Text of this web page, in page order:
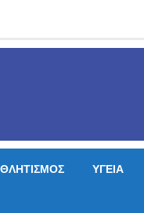
ΥΓΕΙΑ